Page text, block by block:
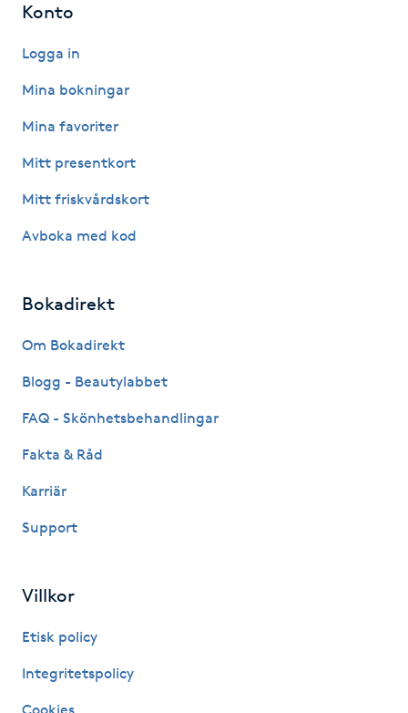
Frekvensterapi
Friskvård
Friskvårdsmassage
Frisör
G
Gel naglar
Gelenaglar
Gellack
Gravidmassage
Gravidyoga
Gruppträning
Konto
Logga in
Mina bokningar
Mina favoriter
Mitt presentkort
Mitt friskvårdskort
Avboka med kod
Bokadirekt
Om Bokadirekt
Blogg - Beautylabbet
FAQ - Skönhetsbehandlingar
Fakta & Råd
Karriär
Support
Villkor
Etisk policy
Integritetspolicy